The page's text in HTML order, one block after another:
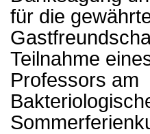
für die
Teilnahme
Professors am